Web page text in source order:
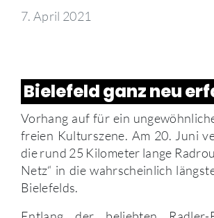
7. April 2021
Bielefeld ganz neu
Vorhang auf für ein
freien Kulturszene. Am 20. Juni
die rund 25 Kilometer lange
Netz“ in die wahrscheinlich
Bielefelds.